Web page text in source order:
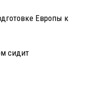
Европы к
сидит